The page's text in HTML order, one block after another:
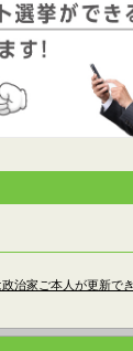
治家ご本人が更新で